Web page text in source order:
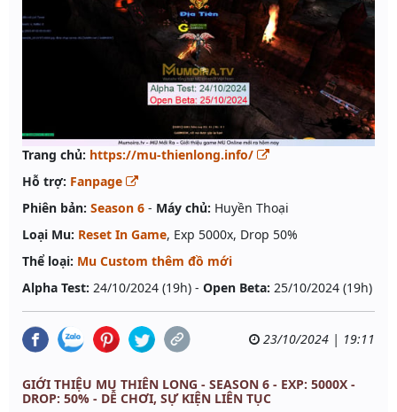
Trang chủ: https://mu-thienlong.info/
Hỗ trợ: Fanpage
Phiên bản: Season 6 - Máy chủ: Huyền Thoại
Loại Mu: Reset In Game, Exp 5000x, Drop 50%
Thể loại: Mu Custom thêm đồ mới
Alpha Test: 24/10/2024 (19h) - Open Beta: 25/10/2024 (19h)
23/10/2024 | 19:11
GIỚI THIỆU MU THIÊN LONG - SEASON 6 - EXP: 5000X -
DROP: 50% - DỄ CHƠI, SỰ KIỆN LIÊN TỤC